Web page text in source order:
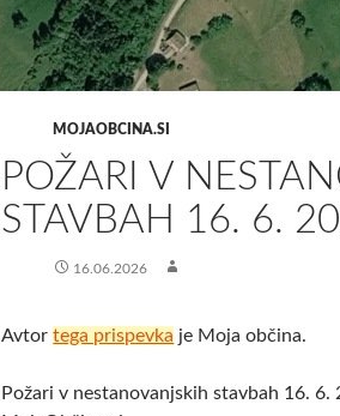
MOJAOBCINA.SI
POŽARI V
STAVBAH 16. 6.
16.06.2026
Avtortega prispevka je Moja občina.
Požari v nestanovanjskih stavbah 16. 6.